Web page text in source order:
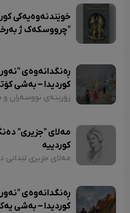
خوێندنەوەیەکی
"چرووسکەک ژ
ڕەنگدانەوەی
کوردیدا – بەشی
مەلای "جزیری"
کوردییە
ڕەنگدانەوەی
کوردیدا – بەشی